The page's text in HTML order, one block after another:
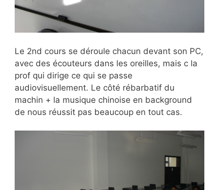
Le 2nd cours se déroule chacun devant son PC,
avec des écouteurs dans les oreilles, mais c la
prof qui dirige ce qui se passe
audiovisuellement. Le côté rébarbatif du
machin + la musique chinoise en background
de nous réussit pas beaucoup en tout cas.